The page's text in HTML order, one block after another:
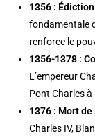
1356 : Édiction
fondamentale
renforce le
1356-1378 :
L’empereur
Pont Charles
1376 : Mort
Charles IV,